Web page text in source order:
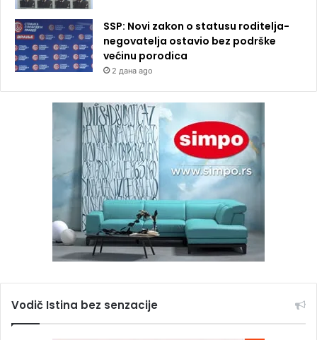
SSP: Novi zakon o statusu roditelja-
negovatelja ostavio bez podrške
većinu porodica
2 дана ago
Vodič Istina bez senzacije